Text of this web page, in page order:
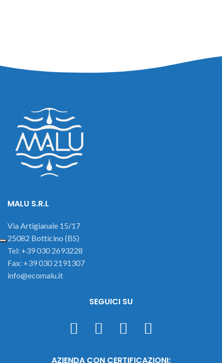
MALU S.R.L
Via Artigianale 15/17
25082 Botticino (BS)
Tel: +39 030 2693228
Fax: +39 030 2191307
info@ecomalu.it
SEGUICI SU
AZIENDA CON CERTIFICAZIONI: